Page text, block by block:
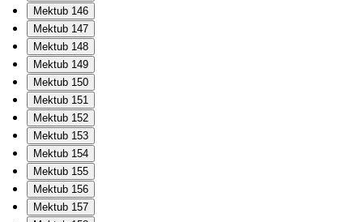
Mektub 146
Mektub 147
Mektub 148
Mektub 149
Mektub 150
Mektub 151
Mektub 152
Mektub 153
Mektub 154
Mektub 155
Mektub 156
Mektub 157